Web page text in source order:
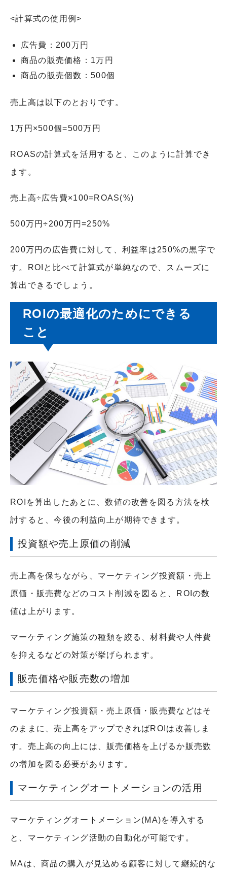
<計算式の使用例>
広告費：200万円
商品の販売価格：1万円
商品の販売個数：500個
売上高は以下のとおりです。
1万円×500個=500万円
ROASの計算式を活用すると、このように計算でき
ます。
売上高÷広告費×100=ROAS(%)
500万円÷200万円=250%
200万円の広告費に対して、利益率は250%の黒字で
す。ROIと比べて計算式が単純なので、スムーズに
算出できるでしょう。
ROIの最適化のためにできる
こと
ROIを算出したあとに、数値の改善を図る方法を検
討すると、今後の利益向上が期待できます。
投資額や売上原価の削減
売上高を保ちながら、マーケティング投資額・売上
原価・販売費などのコスト削減を図ると、ROIの数
値は上がります。
マーケティング施策の種類を絞る、材料費や人件費
を抑えるなどの対策が挙げられます。
販売価格や販売数の増加
マーケティング投資額・売上原価・販売費などはそ
のままに、売上高をアップできればROIは改善しま
す。売上高の向上には、販売価格を上げるか販売数
の増加を図る必要があります。
マーケティングオートメーションの活用
マーケティングオートメーション(MA)を導入する
と、マーケティング活動の自動化が可能です。
MAは、商品の購入が見込める顧客に対して継続的な